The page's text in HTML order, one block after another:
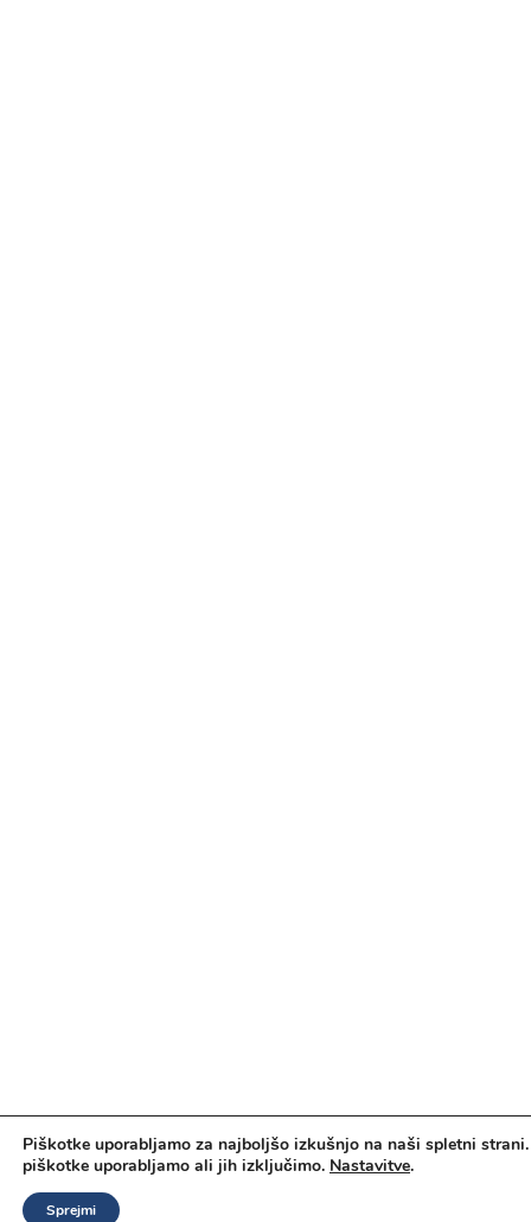
Piškotke uporabljamo za najboljšo izkušnjo na naši spletni
piškotke uporabljamo ali jih izključimo. Nastavitve.
Sprejmi